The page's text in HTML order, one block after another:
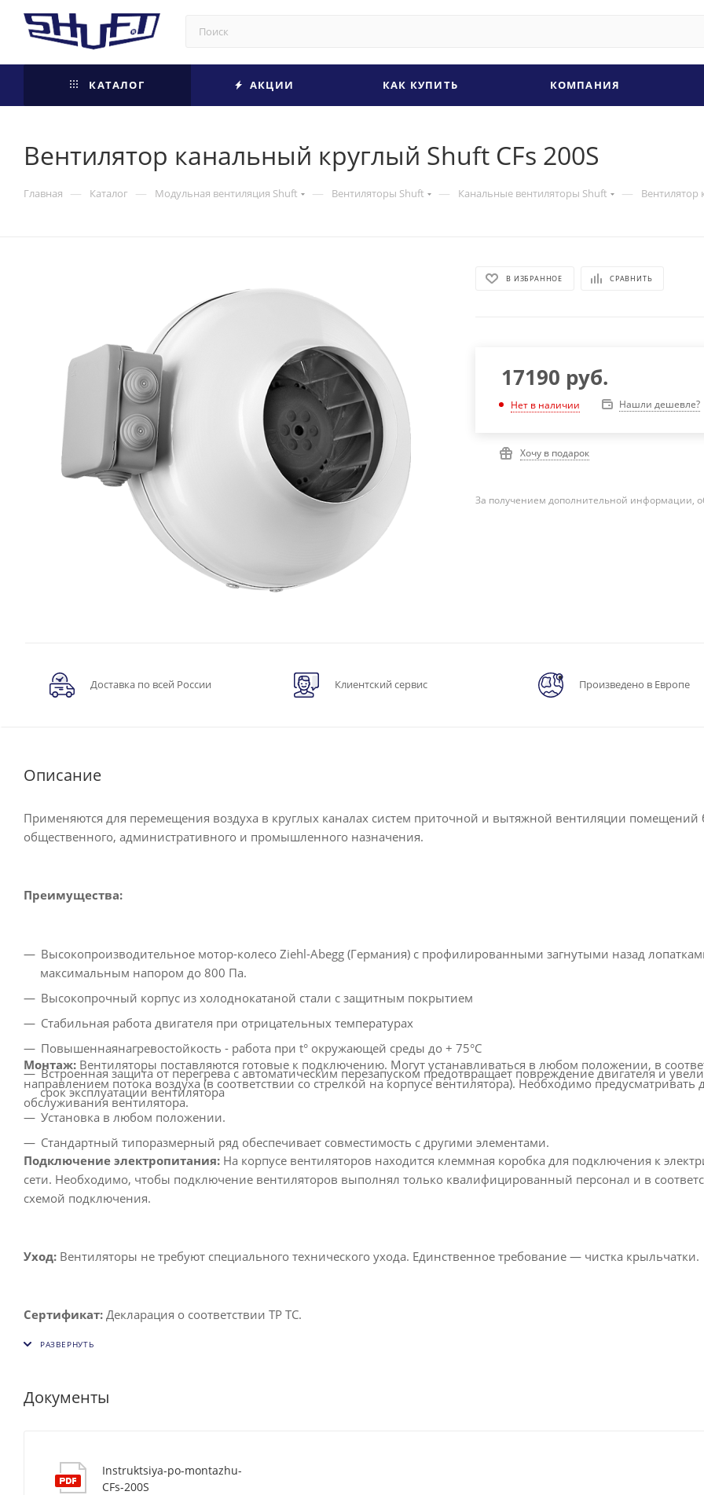
КАТАЛОГ АКЦИИ КАК КУПИТЬ КОМПАНИЯ
Вентилятор канальный круглый Shuft CFs 200S
Главная — Каталог — Модульная вентиляция Shuft — Вентиляторы Shuft — Канальные вентиляторы Shuft — Вентилятор
В ИЗБРАННОЕ СРАВНИТЬ
17190 руб.
Нет в наличии Нашли дешевле?
Хочу в подарок
За получением дополнительной информации,
Доставка по всей России Клиентский сервис Произведено в Европе
Описание
Применяются для перемещения воздуха в круглых каналах систем приточной и вытяжной вентиляции помещений
общественного, административного и промышленного назначения.
Преимущества:
Высокопроизводительное мотор-колесо Ziehl-Abegg (Германия) с профилированными загнутыми назад
максимальным напором до 800 Пa.
Высокопрочный корпус из холоднокатаной стали с защитным покрытием
Стабильная работа двигателя при отрицательных температурах
Повышеннаянагревостойкость - работа при t° окружающей среды до + 75°C
Встроенная защита от перегрева с автоматическим перезапуском предотвращает повреждение двигателя и
срок эксплуатации вентилятора
Установка в любом положении.
Стандартный типоразмерный ряд обеспечивает совместимость с другими элементами.
Монтаж: Вентиляторы поставляются готовые к подключению. Могут устанавливаться в любом положении, в
направлением потока воздуха (в соответствии со стрелкой на корпусе вентилятора). Необходимо предусматривать
обслуживания вентилятора.
Подключение электропитания: На корпусе вентиляторов находится клеммная коробка для подключения к
сети. Необходимо, чтобы подключение вентиляторов выполнял только квалифицированный персонал и в
схемой подключения.
Уход: Вентиляторы не требуют специального технического ухода. Единственное требование — чистка крыльчатки.
Сертификат: Декларация о соответствии ТР ТС.
Документы
Instruktsiya-po-montazhu-
CFs-200S